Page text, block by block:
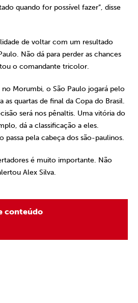
quando for possível fazer”, disse
de voltar com um resultado
Não dá para perder as chances
o comandante tricolor.
Morumbi, o São Paulo jogará pelo
as quartas de final da Copa do Brasil.
será nos pênaltis. Uma vitória do
dá a classificação a eles.
passa pela cabeça dos são-paulinos.
é muito importante. Não
Alex Silva.
conteúdo